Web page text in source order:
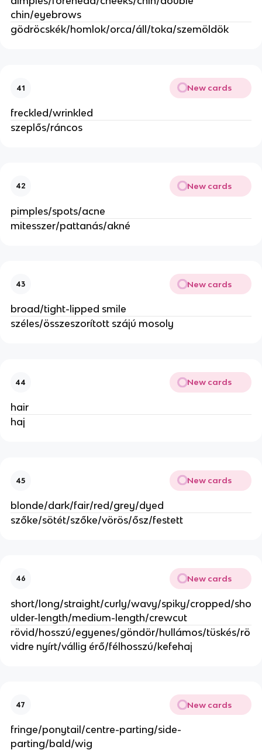
chin/eyebrows
gödröcskék/homlok/orca/áll/toka/szemöldök
41 New cards
freckled/wrinkled
szeplős/ráncos
42 New cards
pimples/spots/acne
mitesszer/pattanás/akné
43 New cards
broad/tight-lipped smile
széles/összeszorított szájú mosoly
44 New cards
hair
haj
45 New cards
blonde/dark/fair/red/grey/dyed
szőke/sötét/szőke/vörös/ősz/festett
46 New cards
short/long/straight/curly/wavy/spiky/cropped/sho
ulder-length/medium-length/crewcut
rövid/hosszú/egyenes/göndör/hullámos/tüskés/rö
vidre nyírt/vállig érő/félhosszú/kefehaj
47 New cards
fringe/ponytail/centre-parting/side-
parting/bald/wig